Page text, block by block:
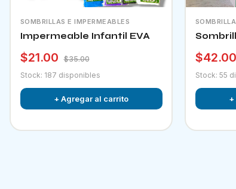
SOMBRILLAS E IMPERMEABLES
Impermeable Infantil EVA
$21.00
$35.00
Stock: 187 disponibles
+ Agregar al carrito
$42.00
Stock: 55
+